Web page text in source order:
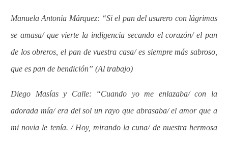
Manuela Antonia Márquez: “Si el pan del usurero con lágrimas
se amasa/ que vierte la indigencia secando el corazón/ el pan
de los obreros, el pan de vuestra casa/ es siempre más sabroso,
que es pan de bendición” (Al trabajo)
Diego Masías y Calle: “Cuando yo me enlazaba/ con la
adorada mía/ era del sol un rayo que abrasaba/ el amor que a
mi novia le tenía. / Hoy, mirando la cuna/ de nuestra hermosa